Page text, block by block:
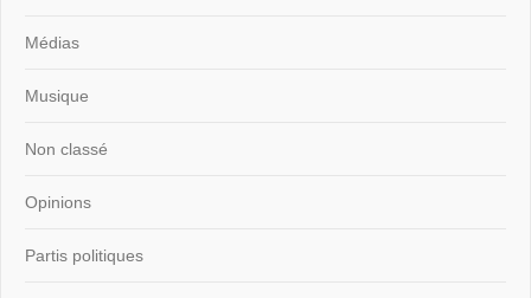
Médias
Musique
Non classé
Opinions
Partis politiques